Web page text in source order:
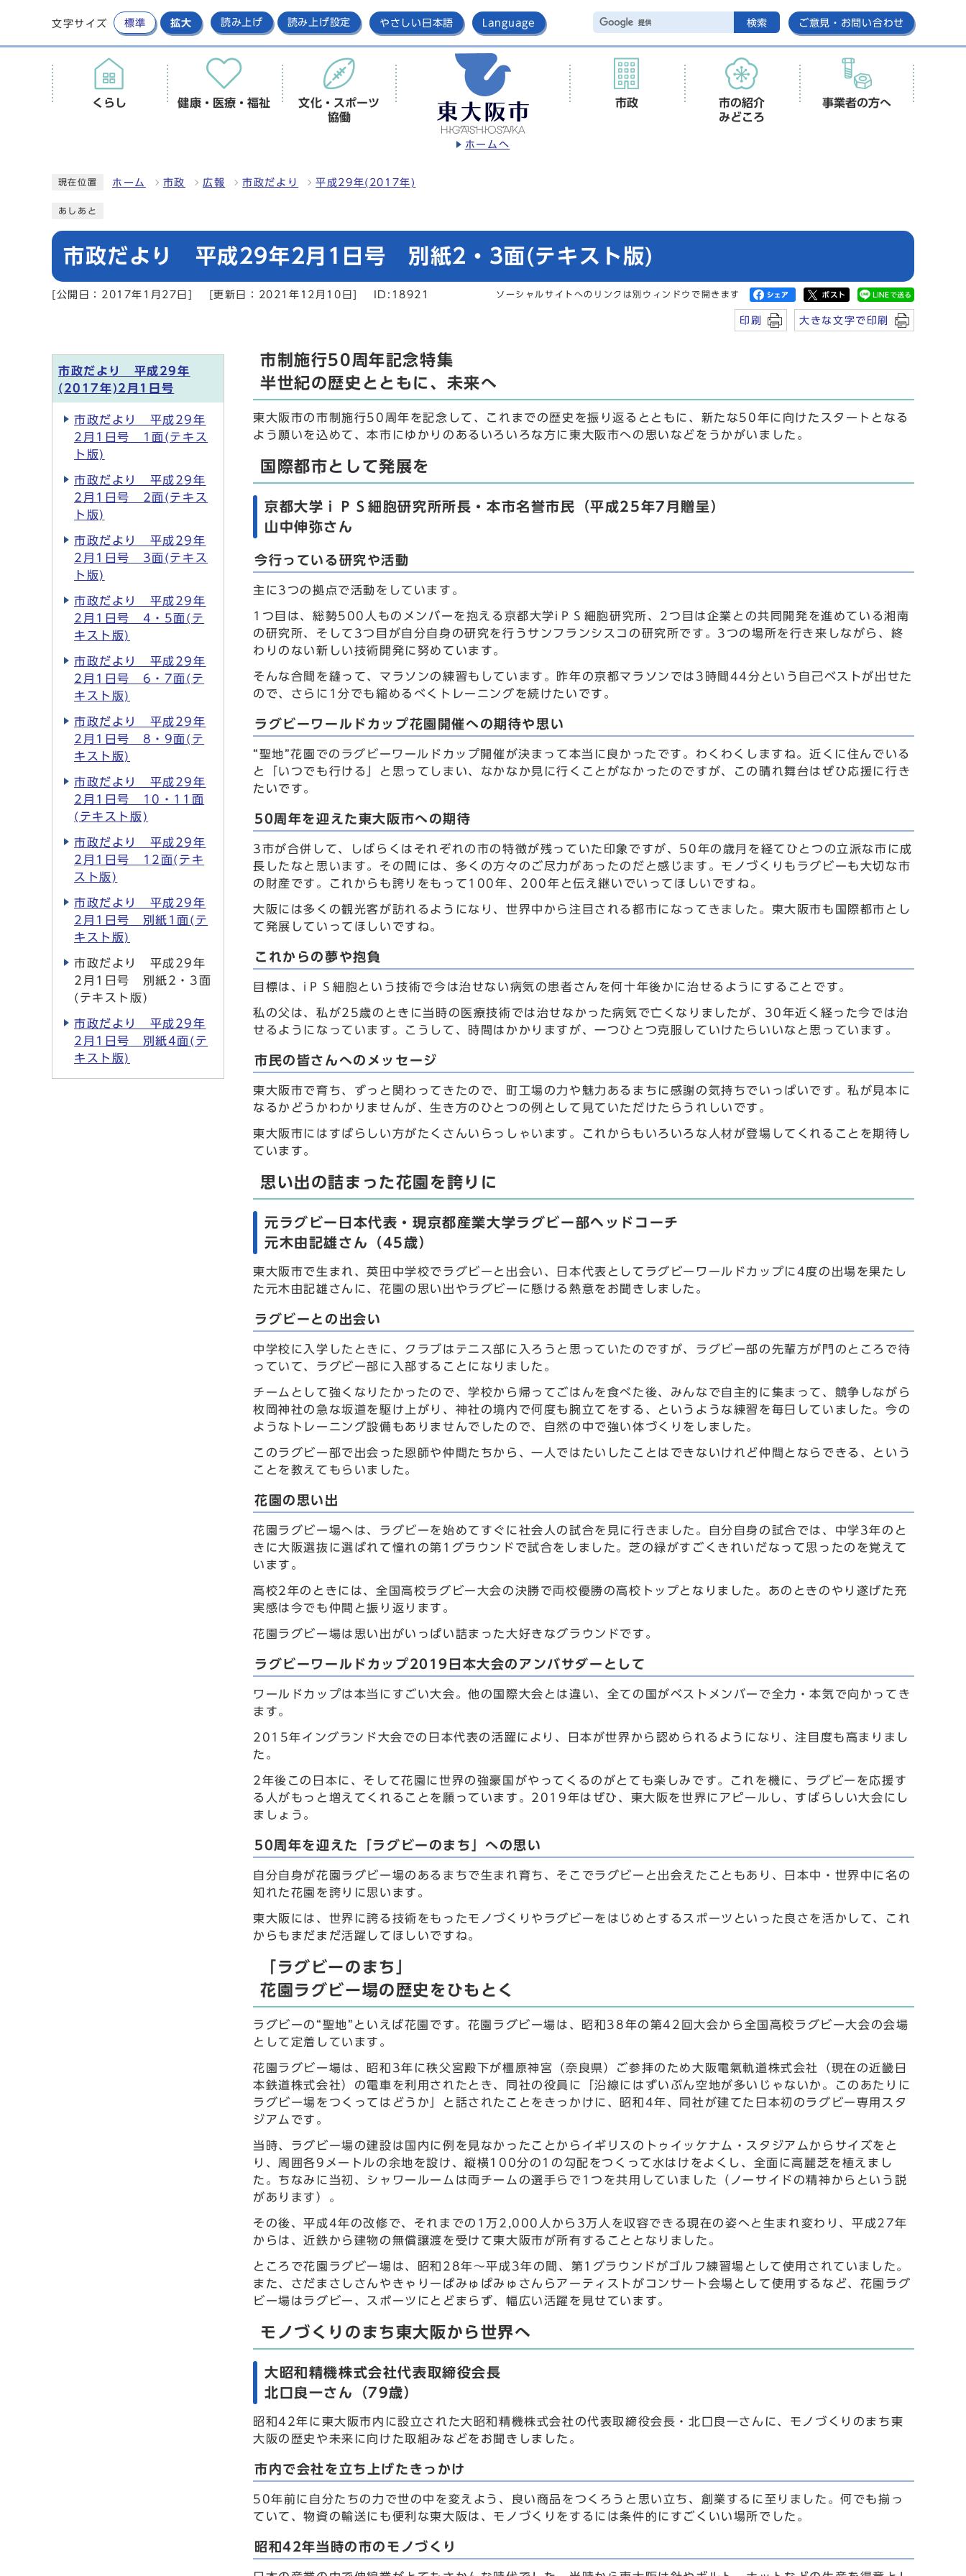
文字サイズ 標準 拡大 読み上げ 読み上げ設定 やさしい日本語 Language 検索 ご意見・お問い合わせ
ホームへ
くらし 健康・医療・福祉
文化・スポーツ
協働
市政
市の紹介
みどころ
事業者の方へ
現在位置 ホーム 市政 広報 市政だより 平成29年(2017年)
あしあと
市政だより 平成29年2月1日号 別紙2・3面(テキスト版)
[公開日：2017年1月27日] [更新日：2021年12月10日] ID:18921 ソーシャルサイトへのリンクは別ウィンドウで開きます
印刷 大きな文字で印刷
市制施行50周年記念特集
半世紀の歴史とともに、未来へ
東大阪市の市制施行50周年を記念して、これまでの歴史を振り返るとともに、新たな50年に向けたスタートとなる
よう願いを込めて、本市にゆかりのあるいろいろな方に東大阪市への思いなどをうかがいました。
国際都市として発展を
京都大学ｉＰＳ細胞研究所所長・本市名誉市民（平成25年7月贈呈）
山中伸弥さん
今行っている研究や活動
主に3つの拠点で活動をしています。
1つ目は、総勢500人ものメンバーを抱える京都大学iＰＳ細胞研究所、2つ目は企業との共同開発を進めている湘南
の研究所、そして3つ目が自分自身の研究を行うサンフランシスコの研究所です。3つの場所を行き来しながら、終
わりのない新しい技術開発に努めています。
そんな合間を縫って、マラソンの練習もしています。昨年の京都マラソンでは3時間44分という自己ベストが出せた
ので、さらに1分でも縮めるべくトレーニングを続けたいです。
ラグビーワールドカップ花園開催への期待や思い
“聖地”花園でのラグビーワールドカップ開催が決まって本当に良かったです。わくわくしますね。近くに住んでいる
と「いつでも行ける」と思ってしまい、なかなか見に行くことがなかったのですが、この晴れ舞台はぜひ応援に行き
たいです。
50周年を迎えた東大阪市への期待
3市が合併して、しばらくはそれぞれの市の特徴が残っていた印象ですが、50年の歳月を経てひとつの立派な市に成
長したなと思います。その間には、多くの方々のご尽力があったのだと感じます。モノづくりもラグビーも大切な市
の財産です。これからも誇りをもって100年、200年と伝え継いでいってほしいですね。
大阪には多くの観光客が訪れるようになり、世界中から注目される都市になってきました。東大阪市も国際都市とし
て発展していってほしいですね。
これからの夢や抱負
目標は、iＰＳ細胞という技術で今は治せない病気の患者さんを何十年後かに治せるようにすることです。
私の父は、私が25歳のときに当時の医療技術では治せなかった病気で亡くなりましたが、30年近く経った今では治
せるようになっています。こうして、時間はかかりますが、一つひとつ克服していけたらいいなと思っています。
市民の皆さんへのメッセージ
東大阪市で育ち、ずっと関わってきたので、町工場の力や魅力あるまちに感謝の気持ちでいっぱいです。私が見本に
なるかどうかわかりませんが、生き方のひとつの例として見ていただけたらうれしいです。
東大阪市にはすばらしい方がたくさんいらっしゃいます。これからもいろいろな人材が登場してくれることを期待し
ています。
思い出の詰まった花園を誇りに
元ラグビー日本代表・現京都産業大学ラグビー部ヘッドコーチ
元木由記雄さん（45歳）
東大阪市で生まれ、英田中学校でラグビーと出会い、日本代表としてラグビーワールドカップに4度の出場を果たし
た元木由記雄さんに、花園の思い出やラグビーに懸ける熱意をお聞きしました。
ラグビーとの出会い
中学校に入学したときに、クラブはテニス部に入ろうと思っていたのですが、ラグビー部の先輩方が門のところで待
っていて、ラグビー部に入部することになりました。
チームとして強くなりたかったので、学校から帰ってごはんを食べた後、みんなで自主的に集まって、競争しながら
枚岡神社の急な坂道を駆け上がり、神社の境内で何度も腕立てをする、というような練習を毎日していました。今の
ようなトレーニング設備もありませんでしたので、自然の中で強い体づくりをしました。
このラグビー部で出会った恩師や仲間たちから、一人ではたいしたことはできないけれど仲間とならできる、という
ことを教えてもらいました。
花園の思い出
花園ラグビー場へは、ラグビーを始めてすぐに社会人の試合を見に行きました。自分自身の試合では、中学3年のと
きに大阪選抜に選ばれて憧れの第1グラウンドで試合をしました。芝の緑がすごくきれいだなって思ったのを覚えて
います。
高校2年のときには、全国高校ラグビー大会の決勝で両校優勝の高校トップとなりました。あのときのやり遂げた充
実感は今でも仲間と振り返ります。
花園ラグビー場は思い出がいっぱい詰まった大好きなグラウンドです。
ラグビーワールドカップ2019日本大会のアンバサダーとして
ワールドカップは本当にすごい大会。他の国際大会とは違い、全ての国がベストメンバーで全力・本気で向かってき
ます。
2015年イングランド大会での日本代表の活躍により、日本が世界から認められるようになり、注目度も高まりまし
た。
2年後この日本に、そして花園に世界の強豪国がやってくるのがとても楽しみです。これを機に、ラグビーを応援す
る人がもっと増えてくれることを願っています。2019年はぜひ、東大阪を世界にアピールし、すばらしい大会にし
ましょう。
50周年を迎えた「ラグビーのまち」への思い
自分自身が花園ラグビー場のあるまちで生まれ育ち、そこでラグビーと出会えたこともあり、日本中・世界中に名の
知れた花園を誇りに思います。
東大阪には、世界に誇る技術をもったモノづくりやラグビーをはじめとするスポーツといった良さを活かして、これ
からもまだまだ活躍してほしいですね。
「ラグビーのまち」
花園ラグビー場の歴史をひもとく
ラグビーの“聖地”といえば花園です。花園ラグビー場は、昭和38年の第42回大会から全国高校ラグビー大会の会場
として定着しています。
花園ラグビー場は、昭和3年に秩父宮殿下が橿原神宮（奈良県）ご参拝のため大阪電氣軌道株式会社（現在の近畿日
本鉄道株式会社）の電車を利用されたとき、同社の役員に「沿線にはずいぶん空地が多いじゃないか。このあたりに
ラグビー場をつくってはどうか」と話されたことをきっかけに、昭和4年、同社が建てた日本初のラグビー専用スタ
ジアムです。
当時、ラグビー場の建設は国内に例を見なかったことからイギリスのトゥイッケナム・スタジアムからサイズをと
り、周囲各9メートルの余地を設け、縦横100分の1の勾配をつくって水はけをよくし、全面に高麗芝を植えまし
た。ちなみに当初、シャワールームは両チームの選手らで1つを共用していました（ノーサイドの精神からという説
があります）。
その後、平成4年の改修で、それまでの1万2,000人から3万人を収容できる現在の姿へと生まれ変わり、平成27年
からは、近鉄から建物の無償譲渡を受けて東大阪市が所有することとなりました。
ところで花園ラグビー場は、昭和28年～平成3年の間、第1グラウンドがゴルフ練習場として使用されていました。
また、さだまさしさんやきゃりーぱみゅぱみゅさんらアーティストがコンサート会場として使用するなど、花園ラグ
ビー場はラグビー、スポーツにとどまらず、幅広い活躍を見せています。
モノづくりのまち東大阪から世界へ
大昭和精機株式会社代表取締役会長
北口良一さん（79歳）
昭和42年に東大阪市内に設立された大昭和精機株式会社の代表取締役会長・北口良一さんに、モノづくりのまち東
大阪の歴史や未来に向けた取組みなどをお聞きしました。
市内で会社を立ち上げたきっかけ
50年前に自分たちの力で世の中を変えよう、良い商品をつくろうと思い立ち、創業するに至りました。何でも揃っ
ていて、物資の輸送にも便利な東大阪は、モノづくりをするには条件的にすごくいい場所でした。
昭和42年当時の市のモノづくり
市政だより 平成29年
(2017年)2月1日号
市政だより 平成29年
2月1日号 1面(テキス
ト版)
市政だより 平成29年
2月1日号 2面(テキス
ト版)
市政だより 平成29年
2月1日号 3面(テキス
ト版)
市政だより 平成29年
2月1日号 4・5面(テ
キスト版)
市政だより 平成29年
2月1日号 6・7面(テ
キスト版)
市政だより 平成29年
2月1日号 8・9面(テ
キスト版)
市政だより 平成29年
2月1日号 10・11面
(テキスト版)
市政だより 平成29年
2月1日号 12面(テキ
スト版)
市政だより 平成29年
2月1日号 別紙1面(テ
キスト版)
市政だより 平成29年
2月1日号 別紙2・3面
(テキスト版)
市政だより 平成29年
2月1日号 別紙4面(テ
キスト版)